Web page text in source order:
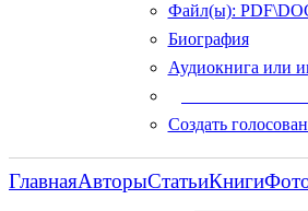
Файл(ы):
Биография
Аудиокнига или
Создать
ГлавнаяАвторыСтатьиКниги